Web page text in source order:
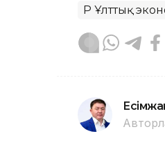
ҚР Ұлттық